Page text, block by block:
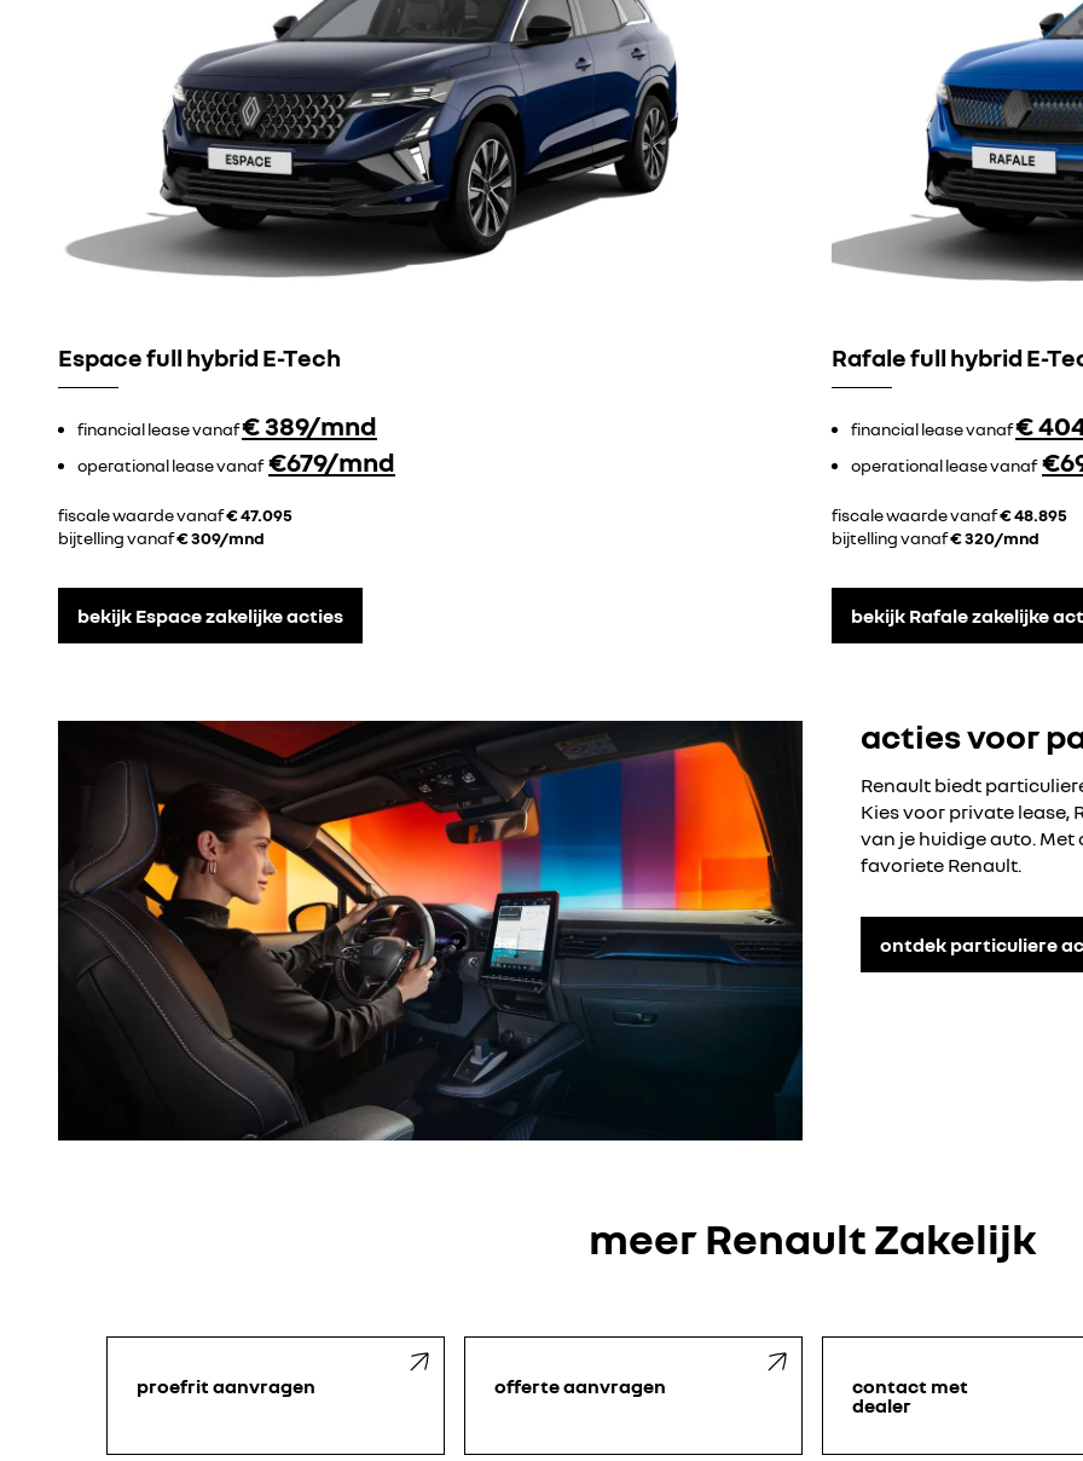
Espace full hybrid E-Tech
financial lease vanaf€ 389/mnd
operational lease vanaf€679/mnd
fiscale waarde vanaf€ 47.095
bijtelling vanaf€ 309/mnd
bekijk Espace zakelijke acties
Rafale full hybrid E-
financial lease vanaf€
operational lease vanaf
fiscale waarde vanaf€ 48.895
bijtelling vanaf€ 320/mnd
bekijk Rafale zakelijke
acties voor
Renault biedt
Kies voor private lease,
van je huidige auto.
favoriete Renault.
ontdek particuliere
meer Renault Zakelijk
proefrit aanvragen offerte aanvragen
contact met
dealer